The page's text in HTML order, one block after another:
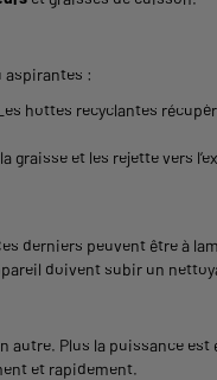
:
hottes recyclantes
graisse et les rejette vers
derniers peuvent être à
doivent subir un
autre. Plus la puissance est
et rapidement.